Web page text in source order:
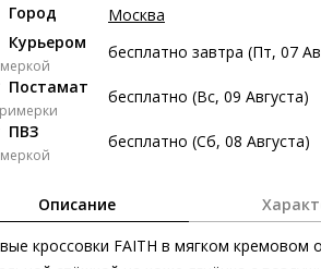
₽
20 авг
переплат
сейчас только часть, а оставшееся
две недели
Город
Москва
Курьером
бесплатно завтра (Пт, 07
Постамат
бесплатно (Вс, 09 Августа)
ПВЗ
бесплатно (Сб, 08 Августа)
Описание
кроссовки FAITH в мягком кремовом